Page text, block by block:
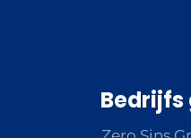
Bedrijfs